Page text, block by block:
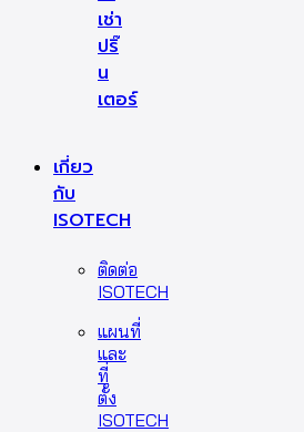
เช่า
ปริ๊
น
เตอร์
เกี่ยว
กับ
ISOTECH
ติดต่อ
ISOTECH
แผนที่
และ
ที่
ตั้ง
ISOTECH